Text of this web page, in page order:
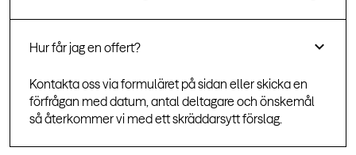
Hur får jag en offert?
Kontakta oss via formuläret på sidan eller skicka en
förfrågan med datum, antal deltagare och önskemål
så återkommer vi med ett skräddarsytt förslag.